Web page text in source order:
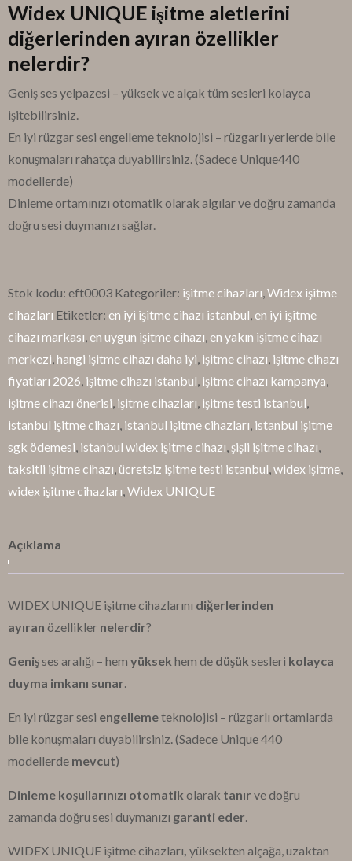
Widex UNIQUE işitme aletlerini
diğerlerinden ayıran özellikler
nelerdir?
Geniş ses yelpazesi – yüksek ve alçak tüm sesleri kolayca
işitebilirsiniz.
En iyi rüzgar sesi engelleme teknolojisi – rüzgarlı yerlerde bile
konuşmaları rahatça duyabilirsiniz. (Sadece Unique440
modellerde)
Dinleme ortamınızı otomatik olarak algılar ve doğru zamanda
doğru sesi duymanızı sağlar.
Stok kodu: eft0003 Kategoriler: işitme cihazları,Widex işitme
cihazları Etiketler: en iyi işitme cihazı istanbul,en iyi işitme
cihazı markası,en uygun işitme cihazı,en yakın işitme cihazı
merkezi,hangi işitme cihazı daha iyi, işitme cihazı, işitme cihazı
fiyatları 2026, işitme cihazı istanbul, işitme cihazı kampanya,
işitme cihazı önerisi, işitme cihazları, işitme testi istanbul,
istanbul işitme cihazı, istanbul işitme cihazları, istanbul işitme
sgk ödemesi, istanbul widex işitme cihazı,şişli işitme cihazı,
taksitli işitme cihazı,ücretsiz işitme testi istanbul,widex işitme,
widex işitme cihazları,Widex UNIQUE
Açıklama
WIDEX UNIQUE işitme cihazlarını diğerlerinden
ayıran özellikler nelerdir?
Genişses aralığı – hem yüksek hem de düşük sesleri kolayca
duyma imkanı sunar.
En iyi rüzgar sesi engellemeteknolojisi – rüzgarlı ortamlarda
bile konuşmaları duyabilirsiniz.(Sadece Unique 440
modellerde mevcut)
Dinleme koşullarınızı otomatik olarak tanır ve doğru
zamanda doğru sesi duymanızı garanti eder.
WIDEX UNIQUE işitme cihazları, yüksekten alçağa, uzaktan